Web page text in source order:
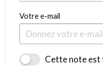
Votre e-mail
Cette note est